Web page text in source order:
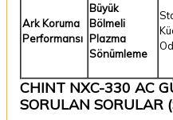
Ark Koruma
Performansı
Büyük
Bölmeli
Plazma
Sönümleme
CHINT NXC-330 AC
SORULAN SORULAR